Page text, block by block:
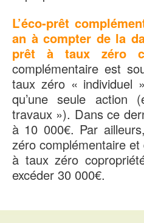
L’éco-prêt
an à compter de la
prêt à taux zéro
complémentaire est
taux zéro « individuel
qu’une seule action
travaux »). Dans ce
à 10 000€. Par
zéro complémentaire et
à taux zéro
excéder 30 000€.